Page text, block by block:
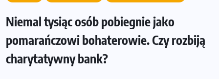
Niemal tysiąc osób pobiegnie jako
pomarańczowi bohaterowie. Czy rozbiją
charytatywny bank?